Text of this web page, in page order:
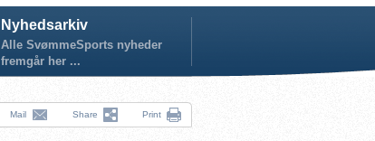
Nyhedsarkiv
Alle SvømmeSports nyheder
fremgår her ...
Mail Share Print